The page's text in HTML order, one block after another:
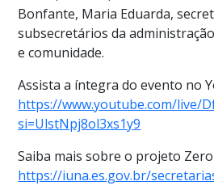
Bonfante, Maria Eduarda,
subsecretários da
e comunidade.
Assista a íntegra do evento no
https://www.youtube.com/live/
si=UlstNpj8ol3xs1y9
Saiba mais sobre o projeto Zero
https://iuna.es.gov.br/